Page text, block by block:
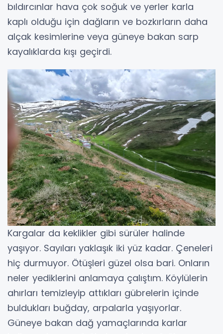
bıldırcınlar hava çok soğuk ve yerler karla
kaplı olduğu için dağların ve bozkırların daha
alçak kesimlerine veya güneye bakan sarp
kayalıklarda kışı geçirdi.
Kargalar da keklikler gibi sürüler halinde
yaşıyor. Sayıları yaklaşık iki yüz kadar. Çeneleri
hiç durmuyor. Ötüşleri güzel olsa bari. Onların
neler yediklerini anlamaya çalıştım. Köylülerin
ahırları temizleyip attıkları gübrelerin içinde
buldukları buğday, arpalarla yaşıyorlar.
Güneye bakan dağ yamaçlarında karlar